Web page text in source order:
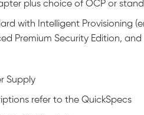
plus choice of OCP or
with Intelligent Provisioning
Premium Security Edition,
Supply
refer to the QuickSpecs